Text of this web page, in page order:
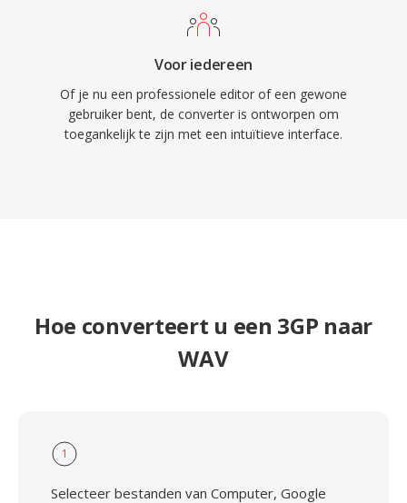
Voor iedereen
Of je nu een professionele editor of een gewone
gebruiker bent, de converter is ontworpen om
toegankelijk te zijn met een intuïtieve interface.
Hoe converteert u een 3GP naar
WAV
1
Selecteer bestanden van Computer, Google